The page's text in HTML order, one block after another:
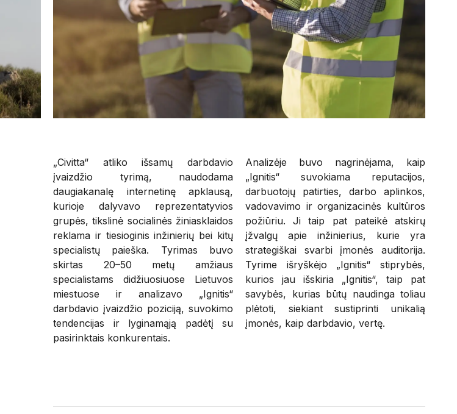
„Civitta“ atliko išsamų darbdavio
įvaizdžio tyrimą, naudodama
daugiakanalę internetinę apklausą,
kurioje dalyvavo reprezentatyvios
grupės, tikslinė socialinės žiniasklaidos
reklama ir tiesioginis inžinierių bei kitų
specialistų paieška. Tyrimas buvo
skirtas 20–50 metų amžiaus
specialistams didžiuosiuose Lietuvos
miestuose ir analizavo „Ignitis“
darbdavio įvaizdžio poziciją, suvokimo
tendencijas ir lyginamąją padėtį su
pasirinktais konkurentais.
Analizėje buvo nagrinėjama, kaip
„Ignitis“ suvokiama reputacijos,
darbuotojų patirties, darbo aplinkos,
vadovavimo ir organizacinės kultūros
požiūriu. Ji taip pat pateikė atskirų
įžvalgų apie inžinierius, kurie yra
strategiškai svarbi įmonės auditorija.
Tyrime išryškėjo „Ignitis“ stiprybės,
kurios jau išskiria „Ignitis“, taip pat
savybės, kurias būtų naudinga toliau
plėtoti, siekiant sustiprinti unikalią
įmonės, kaip darbdavio, vertę.